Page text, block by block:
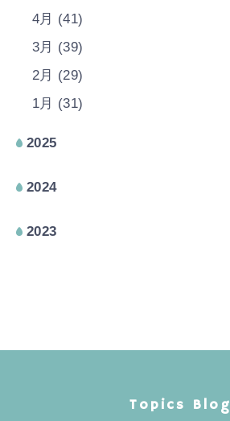
4月 (41)
3月 (39)
2月 (29)
1月 (31)
2025
2024
2023
Topics Blog